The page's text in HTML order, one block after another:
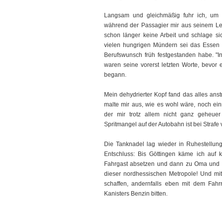
Langsam und gleichmäßig fuhr ich,
während der Passagier mir aus seinem
schon länger keine Arbeit und schlage
vielen hungrigen Mündern sei das
Berufswunsch früh festgestanden habe.
waren seine vorerst letzten Worte, bevor
begann.
Mein dehydrierter Kopf fand das alles
malte mir aus, wie es wohl wäre, noch
der mir trotz allem nicht ganz
Spritmangel auf der Autobahn ist bei Strafe
Die Tanknadel lag wieder in
Entschluss: Bis Göttingen käme ich auf
Fahrgast absetzen und dann zu Oma
dieser nordhessischen Metropole! Und
schaffen, andernfalls eben mit dem
Kanisters Benzin bitten.